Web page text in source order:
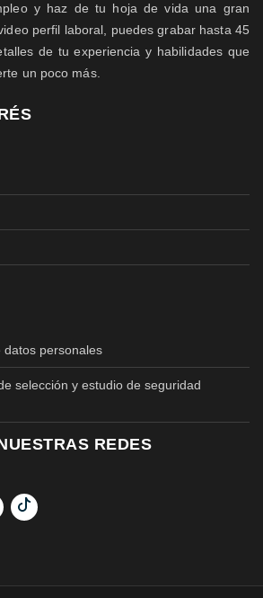
y haz de tu hoja de vida una gran
perfil laboral, puedes grabar hasta 45
de tu experiencia y habilidades que
un poco más.
datos personales
selección y estudio de seguridad
REDES